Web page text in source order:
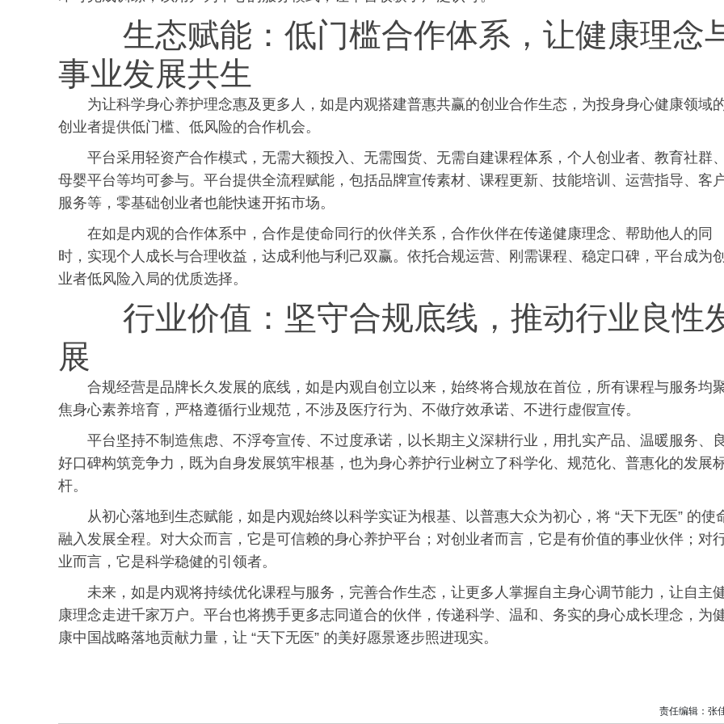
生态赋能：低门槛合作体系，让健康理念
事业发展共生
为让科学身心养护理念惠及更多人，如是内观搭建普惠共赢的创业合作生态，为投身身心健康领域
创业者提供低门槛、低风险的合作机会。
平台采用轻资产合作模式，无需大额投入、无需囤货、无需自建课程体系，个人创业者、教育社群、
母婴平台等均可参与。平台提供全流程赋能，包括品牌宣传素材、课程更新、技能培训、运营指导、客
服务等，零基础创业者也能快速开拓市场。
在如是内观的合作体系中，合作是使命同行的伙伴关系，合作伙伴在传递健康理念、帮助他人的同
时，实现个人成长与合理收益，达成利他与利己双赢。依托合规运营、刚需课程、稳定口碑，平台成为创
业者低风险入局的优质选择。
行业价值：坚守合规底线，推动行业良性
展
合规经营是品牌长久发展的底线，如是内观自创立以来，始终将合规放在首位，所有课程与服务均
焦身心素养培育，严格遵循行业规范，不涉及医疗行为、不做疗效承诺、不进行虚假宣传。
平台坚持不制造焦虑、不浮夸宣传、不过度承诺，以长期主义深耕行业，用扎实产品、温暖服务、良
好口碑构筑竞争力，既为自身发展筑牢根基，也为身心养护行业树立了科学化、规范化、普惠化的发展
杆。
从初心落地到生态赋能，如是内观始终以科学实证为根基、以普惠大众为初心，将 “天下无医” 的使
融入发展全程。对大众而言，它是可信赖的身心养护平台；对创业者而言，它是有价值的事业伙伴；对
业而言，它是科学稳健的引领者。
未来，如是内观将持续优化课程与服务，完善合作生态，让更多人掌握自主身心调节能力，让自主
康理念走进千家万户。平台也将携手更多志同道合的伙伴，传递科学、温和、务实的身心成长理念，为
康中国战略落地贡献力量，让 “天下无医” 的美好愿景逐步照进现实。
责任编辑：张